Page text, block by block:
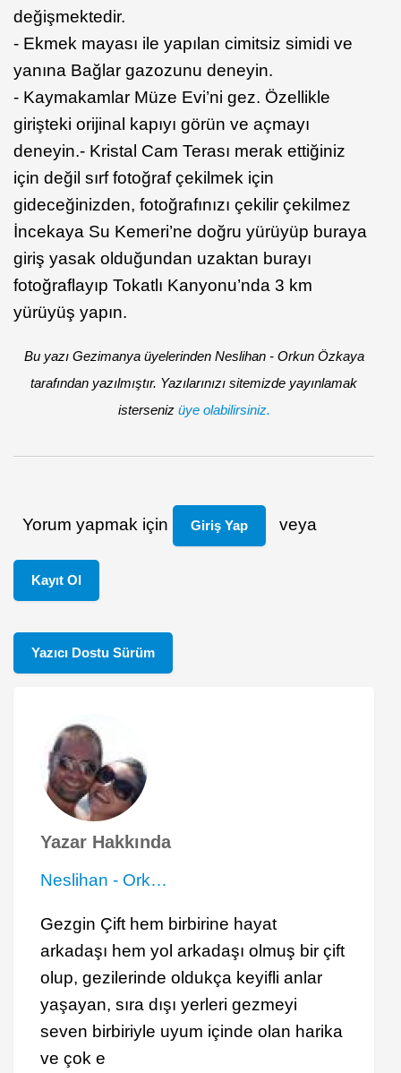
değişmektedir.
- Ekmek mayası ile yapılan cimitsiz simidi ve
yanına Bağlar gazozunu deneyin.
- Kaymakamlar Müze Evi’ni gez. Özellikle
girişteki orijinal kapıyı görün ve açmayı
deneyin.- Kristal Cam Terası merak ettiğiniz
için değil sırf fotoğraf çekilmek için
gideceğinizden, fotoğrafınızı çekilir çekilmez
İncekaya Su Kemeri’ne doğru yürüyüp buraya
giriş yasak olduğundan uzaktan burayı
fotoğraflayıp Tokatlı Kanyonu’nda 3 km
yürüyüş yapın.
Bu yazı Gezimanya üyelerinden Neslihan - Orkun Özkaya
tarafından yazılmıştır. Yazılarınızı sitemizde yayınlamak
isterseniz üye olabilirsiniz.
Yorum yapmak için Giriş Yap veya
Kayıt Ol
Yazıcı Dostu Sürüm
Yazar Hakkında
Neslihan - Ork…
Gezgin Çift hem birbirine hayat
arkadaşı hem yol arkadaşı olmuş bir çift
olup, gezilerinde oldukça keyifli anlar
yaşayan, sıra dışı yerleri gezmeyi
seven birbiriyle uyum içinde olan harika
ve çok e